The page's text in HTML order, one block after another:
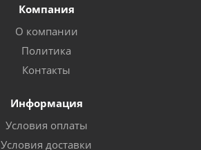
Компания
О компании
Политика
Контакты
Информация
Условия оплаты
Условия доставки